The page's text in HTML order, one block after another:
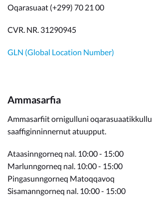
Oqarasuaat (+299) 70 21 00
CVR. NR. 31290945
GLN (Global Location Number)
Ammasarfia
Ammasarfiit ornigulluni oqarasuaatikkullu
saaffiginninnernut atuupput.
Ataasinngorneq nal. 10:00 - 15:00
Marlunngorneq nal. 10:00 - 15:00
Pingasunngorneq Matoqqavoq
Sisamanngorneq nal. 10:00 - 15:00